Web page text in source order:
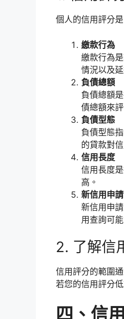
個人的信用評分
繳款行為
繳款行為
情況以及
負債總額
負債總額
債總額來
負債型態
負債型態
的貸款對
信用長度
信用長度
高。
新信用申請
新信用申
用查詢可
2. 了解信
信用評分的範圍
若您的信用評分
四、信